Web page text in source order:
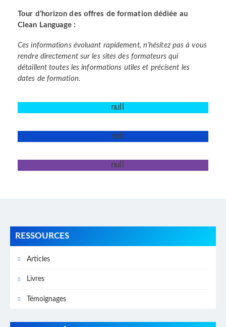
Tour d’horizon des offres de formation dédiée au
Clean Language :
Ces informations évoluant rapidement, n’hésitez pas à vous
rendre directement sur les sites des formateurs qui
détaillent toutes les informations utiles et précisent les
dates de formation.
Formations longues
Formations Courtes et à la carte
RESSOURCES
Articles
Livres
Témoignages